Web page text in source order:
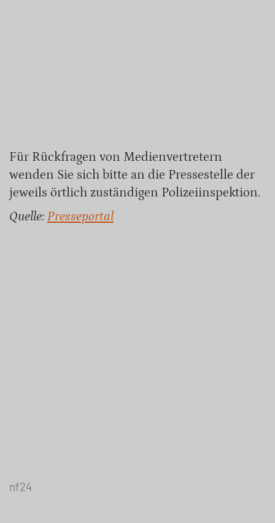
Für Rückfragen von Medienvertretern
wenden Sie sich bitte an die Pressestelle der
jeweils örtlich zuständigen Polizeiinspektion.
Quelle: Presseportal
nf24